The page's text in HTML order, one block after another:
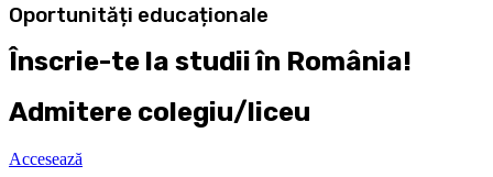
Oportunități educaționale
Înscrie-te la studii în România!
Admitere colegiu/liceu
Accesează